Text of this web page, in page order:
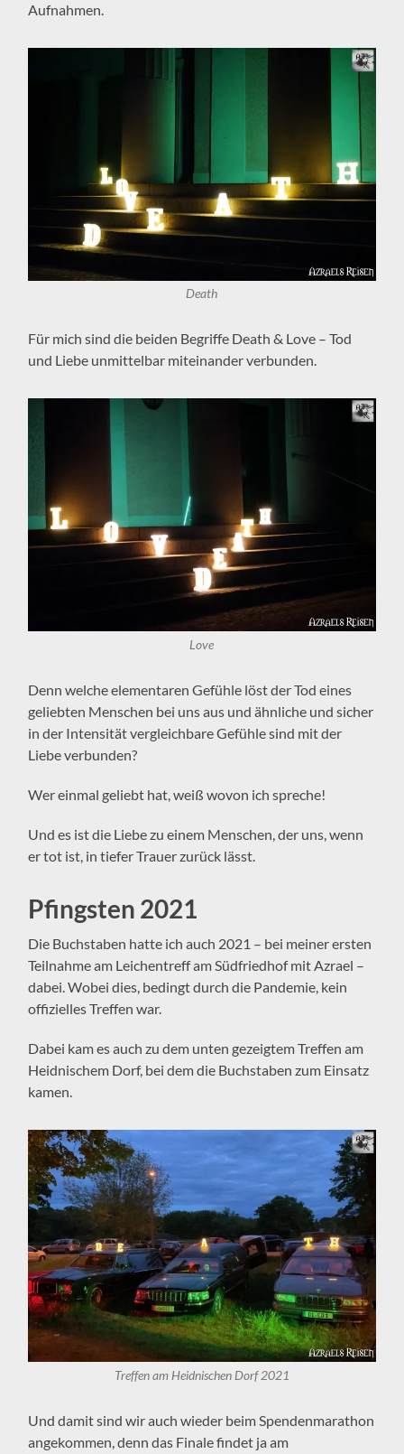
Aufnahmen.
Death
Für mich sind die beiden Begriffe Death & Love – Tod
und Liebe unmittelbar miteinander verbunden.
Love
Denn welche elementaren Gefühle löst der Tod eines
geliebten Menschen bei uns aus und ähnliche und sicher
in der Intensität vergleichbare Gefühle sind mit der
Liebe verbunden?
Wer einmal geliebt hat, weiß wovon ich spreche!
Und es ist die Liebe zu einem Menschen, der uns, wenn
er tot ist, in tiefer Trauer zurück lässt.
Pfingsten 2021
Die Buchstaben hatte ich auch 2021 – bei meiner ersten
Teilnahme am Leichentreff am Südfriedhof mit Azrael –
dabei. Wobei dies, bedingt durch die Pandemie, kein
offizielles Treffen war.
Dabei kam es auch zu dem unten gezeigtem Treffen am
Heidnischem Dorf, bei dem die Buchstaben zum Einsatz
kamen.
Treffen am Heidnischen Dorf 2021
Und damit sind wir auch wieder beim Spendenmarathon
angekommen, denn das Finale findet ja am